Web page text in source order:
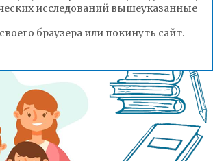
исследований вышеуказанные
браузера или покинуть сайт.